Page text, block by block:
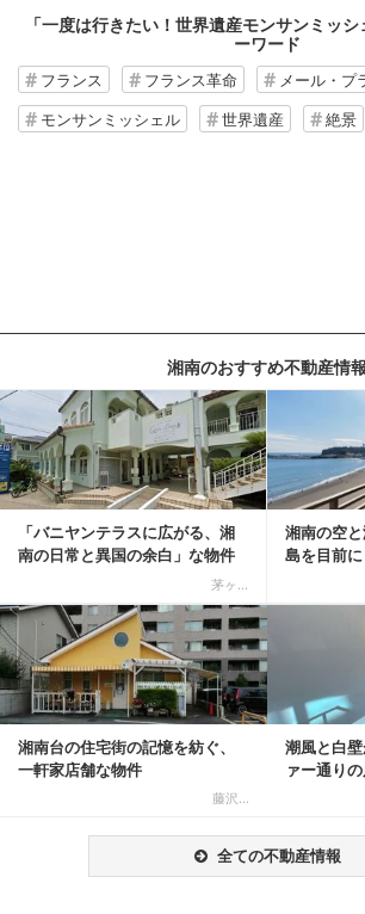
「一度は行きたい！世界遺産モンサンミッシ
ーワード
フランス フランス革命
メール・プ
モンサンミッシェル
世界遺産 絶景
湘南のおすすめ不動産情報
「バニヤンテラスに広がる、湘
南の日常と異国の余白」な物件
茅ヶ...
湘南の空
島を目前
記事を読む
湘南台の住宅街の記憶を紡ぐ、
一軒家店舗な物件
藤沢...
潮風と白
ァー通り
記事を読む
全ての不動産情報